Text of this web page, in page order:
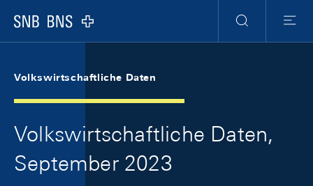
Logo
Suche
Menu
Volkswirtschaftliche Daten
Volkswirtschaftliche Daten,
September 2023